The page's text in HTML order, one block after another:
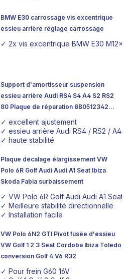
BMW E30 carrossage vis excentrique
essieu arrière réglage carrossage
✓ 2x vis excentrique BMW E30
Support d'amortisseur suspension
essieu arrière Audi RS4 S4 A4 S2 RS2
80 Plaque de réparation 8B0512342
8B0512341
✓ excellent ajustement
✓ essieu arrière Audi RS4 / RS2 / A4
✓ haute stabilité
Plaque décalage élargissement VW
Polo 6R Golf Audi Audi A1 Seat Ibiza
Skoda Fabia surbaissement
✓ VW Polo 6R Golf Audi Audi A1 Seat
✓ Meilleure stabilité directionnelle
✓ Installation facile
VW Polo 6N2 GTI Pivot fusée d'essieu
VW Golf 1 2 3 Seat Cordoba Ibiza Toledo
conversion Golf 4 V6 R32
✓ Pour frein G60 16V